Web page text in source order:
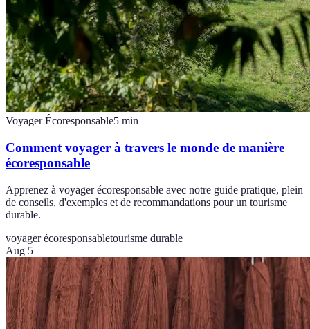
Voyager Écoresponsable5 min
Comment voyager à travers le monde de manière
écoresponsable
Apprenez à voyager écoresponsable avec notre guide pratique, plein
de conseils, d'exemples et de recommandations pour un tourisme
durable.
voyager écoresponsabletourisme durable
Aug 5